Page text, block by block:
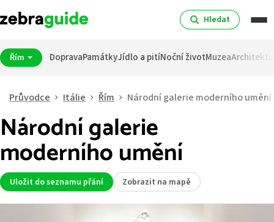
Hledat
Řím DopravaPamátkyJídlo a pitíNoční životMuzea
Průvodce Itálie Řím Národní galerie moderního umění
Národní galerie
moderního umění
Uložit do seznamu přání Zobrazit na mapě